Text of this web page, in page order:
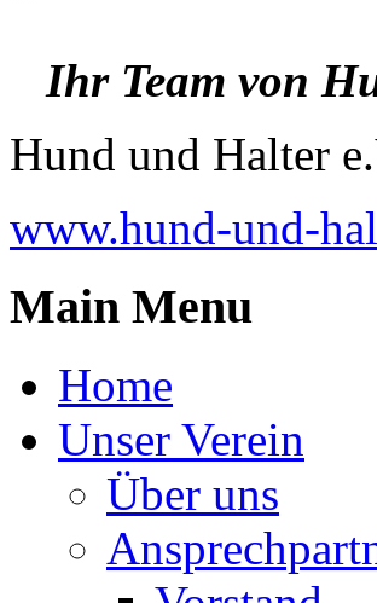
Ihr Team von
Hund und Halter
www.hund-und-
Main Menu
Home
Unser Verein
Über uns